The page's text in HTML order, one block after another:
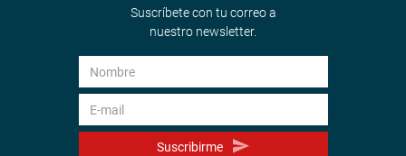
Suscríbete con tu correo a
nuestro newsletter.
Suscribirme